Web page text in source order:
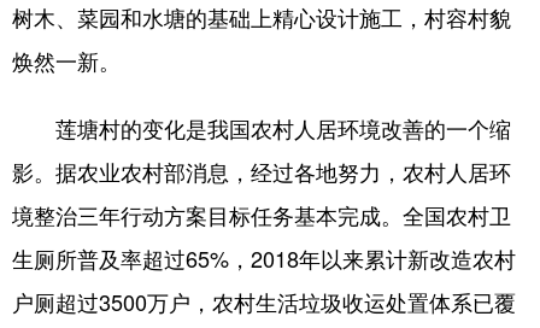
彩票
地方频道
北京 天津 河北 山西
树木、菜园和水塘的基础上精心设计施工，村容村貌
焕然一新。
莲塘村的变化是我国农村人居环境改善的一个缩
影。据农业农村部消息，经过各地努力，农村人居环
境整治三年行动方案目标任务基本完成。全国农村卫
生厕所普及率超过65%，2018年以来累计新改造农村
户厕超过3500万户，农村生活垃圾收运处置体系已覆